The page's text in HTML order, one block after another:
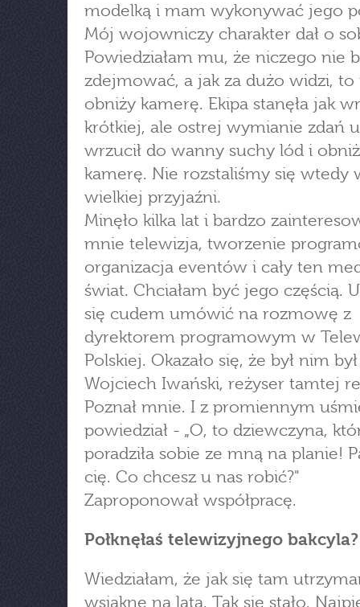
modelką i mam wykonywać jego
Mój wojowniczy charakter dał o
Powiedziałam mu, że niczego nie
zdejmować, a jak za dużo widzi, to
obniży kamerę. Ekipa stanęła jak
krótkiej, ale ostrej wymianie zdań
wrzucił do wanny suchy lód i
kamerę. Nie rozstaliśmy się wtedy
wielkiej przyjaźni.
Minęło kilka lat i bardzo
mnie telewizja, tworzenie
organizacja eventów i cały ten
świat. Chciałam być jego częścią.
się cudem umówić na rozmowę z
dyrektorem programowym w
Polskiej. Okazało się, że był nim
Wojciech Iwański, reżyser tamtej
Poznał mnie. I z promiennym
powiedział - „O, to dziewczyna,
poradziła sobie ze mną na planie!
cię. Co chcesz u nas robić?"
Zaproponował współpracę.
Połknęłaś telewizyjnego bakcyla?
Wiedziałam, że jak się tam
wsiąknę na lata. Tak się stało.